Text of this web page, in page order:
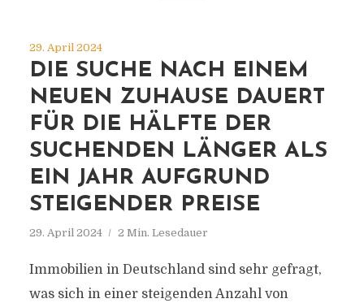
29. April 2024
DIE SUCHE NACH EINEM
NEUEN ZUHAUSE DAUERT
FÜR DIE HÄLFTE DER
SUCHENDEN LÄNGER ALS
EIN JAHR AUFGRUND
STEIGENDER PREISE
29. April 2024 2 Min. Lesedauer
Immobilien in Deutschland sind sehr gefragt,
was sich in einer steigenden Anzahl von